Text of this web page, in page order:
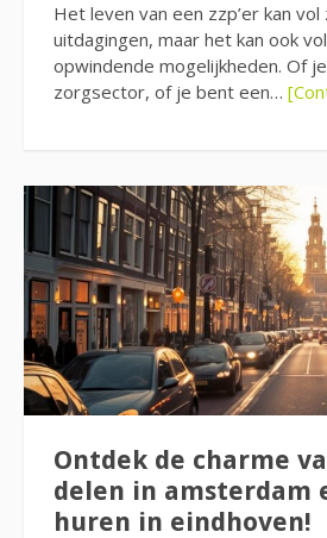
Het leven van een zzp’er kan
uitdagingen, maar het kan ook
opwindende mogelijkheden. Of
zorgsector, of je bent een…
Ontdek de charme
delen in amsterdam
huren in eindhoven!